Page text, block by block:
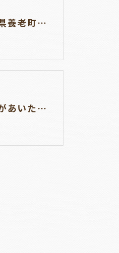
仔犬の見学が出来ます🐶岐阜県養老町のブリーダーワンダフルパピーです。
トイプードルの仔犬のお目目があいたよ👀🐶岐阜県養老町のブリーダーワンダフルパピーです。